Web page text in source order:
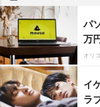
パ
万
オリ
イ
ラ